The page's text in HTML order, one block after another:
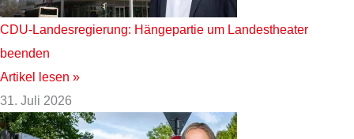
CDU-Landesregierung: Hängepartie um Landestheater
beenden
Artikel lesen »
31. Juli 2026